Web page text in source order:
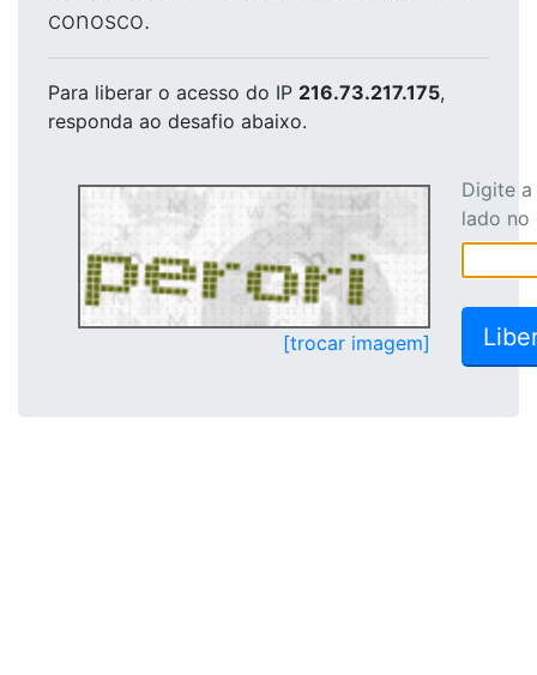
conosco.
Para liberar o acesso do IP 216.73.217.175,
responda ao desafio abaixo.
[trocar imagem]
Digite
lado no